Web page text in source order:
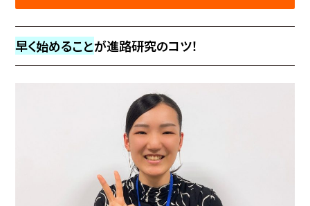
早く始めることが進路研究のコツ！